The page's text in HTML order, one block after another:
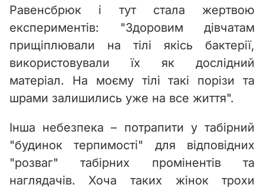
Равенсбрюк і тут стала жертвою
експериментів: "Здоровим дівчатам
прищіплювали на тілі якісь бактерії,
використовували їх як дослідний
матеріал. На моєму тілі такі порізи та
шрами залишились уже на все життя".
Інша небезпека – потрапити у табірний
"будинок терпимості" для відповідних
"розваг" табірних промінентів та
наглядачів. Хоча таких жінок трохи